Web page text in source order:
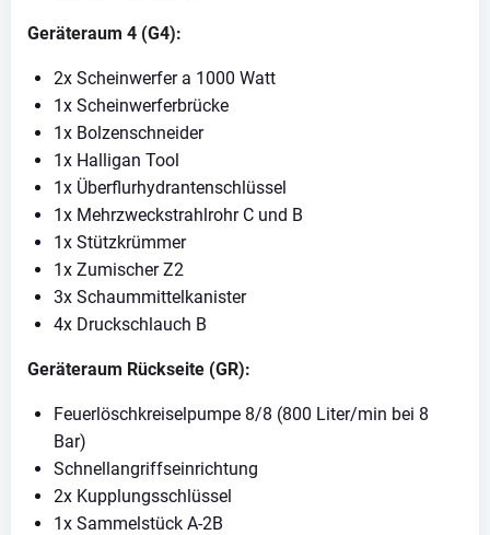
Geräteraum 4 (G4):
2x Scheinwerfer a 1000 Watt
1x Scheinwerferbrücke
1x Bolzenschneider
1x Halligan Tool
1x Überflurhydrantenschlüssel
1x Mehrzweckstrahlrohr C und B
1x Stützkrümmer
1x Zumischer Z2
3x Schaummittelkanister
4x Druckschlauch B
Geräteraum Rückseite (GR):
Feuerlöschkreiselpumpe 8/8 (800 Liter/min bei 8
Bar)
Schnellangriffseinrichtung
2x Kupplungsschlüssel
1x Sammelstück A-2B